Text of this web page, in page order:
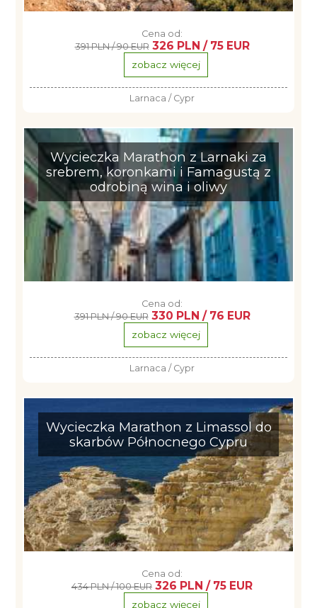
Cena od:
391 PLN / 90 EUR 326 PLN / 75 EUR
zobacz więcej
Larnaca / Cypr
Wycieczka Marathon z Larnaki za
srebrem, koronkami i Famagustą z
odrobiną wina i oliwy
Cena od:
391 PLN / 90 EUR 330 PLN / 76 EUR
zobacz więcej
Larnaca / Cypr
Wycieczka Marathon z Limassol do
skarbów Północnego Cypru
Cena od:
434 PLN / 100 EUR 326 PLN / 75 EUR
zobacz więcej